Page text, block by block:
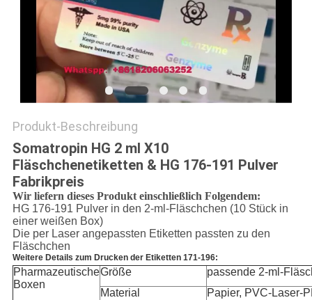
Produkt-Beschreibung
Somatropin HG 2 ml X10
Fläschchenetiketten & HG 176-191 Pulver
Fabrikpreis
Wir liefern dieses Produkt einschließlich Folgendem:
HG 176-191 Pulver in den 2-ml-Fläschchen (10 Stück in
einer weißen Box)
Die per Laser angepassten Etiketten passten zu den
Fläschchen
Weitere Details zum Drucken der Etiketten 171-196:
Pharmazeutische
Boxen
Größe
passende 2-ml-
Material
Papier, PVC-Laser-